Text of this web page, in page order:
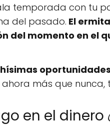
temporada con tu
del pasado. El
del momento en el
oportunidades
más que nunca,
en el dinero